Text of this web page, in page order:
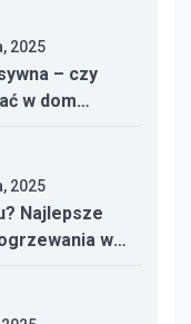
2025
– czy
w dom
2025
Najlepsze
w